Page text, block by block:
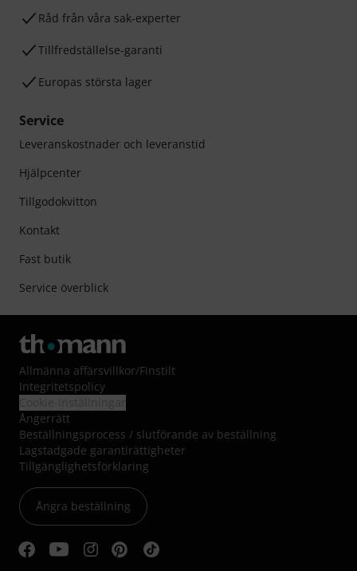
Råd från våra sak-experter
Tillfredställelse-garanti
Europas största lager
Service
Leveranskostnader och leveranstid
Hjälpcenter
Tillgodokvitton
Kontakt
Fast butik
Service överblick
Allmänna affärsvillkor/Finstilt
Integritetspolicy
Ångerrätt
Beställningsprocess / slutförande av beställning
Lagstadgade garantirättigheter
Tillgänglighetsförklaring
Ångra beställning